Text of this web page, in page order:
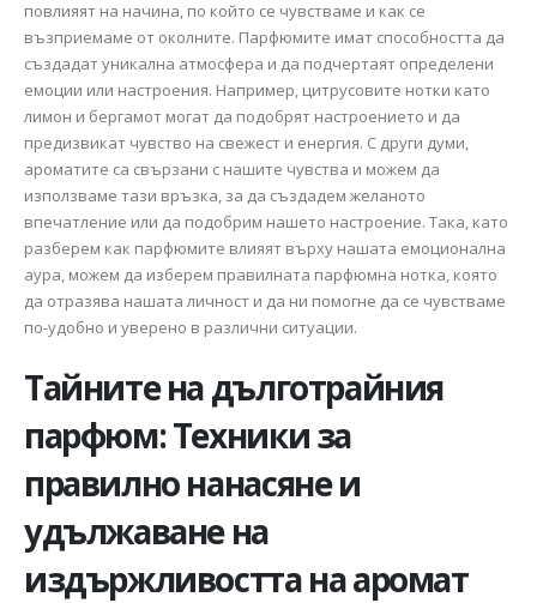
повлияят на начина, по който се чувстваме и как се
възприемаме от околните. Парфюмите имат способността да
създадат уникална атмосфера и да подчертаят определени
емоции или настроения. Например, цитрусовите нотки като
лимон и бергамот могат да подобрят настроението и да
предизвикат чувство на свежест и енергия. С други думи,
ароматите са свързани с нашите чувства и можем да
използваме тази връзка, за да създадем желаното
впечатление или да подобрим нашето настроение. Така, като
разберем как парфюмите влияят върху нашата емоционална
аура, можем да изберем правилната парфюмна нотка, която
да отразява нашата личност и да ни помогне да се чувстваме
по-удобно и уверено в различни ситуации.
Тайните на дълготрайния
парфюм: Техники за
правилно нанасяне и
удължаване на
издържливостта на аромат